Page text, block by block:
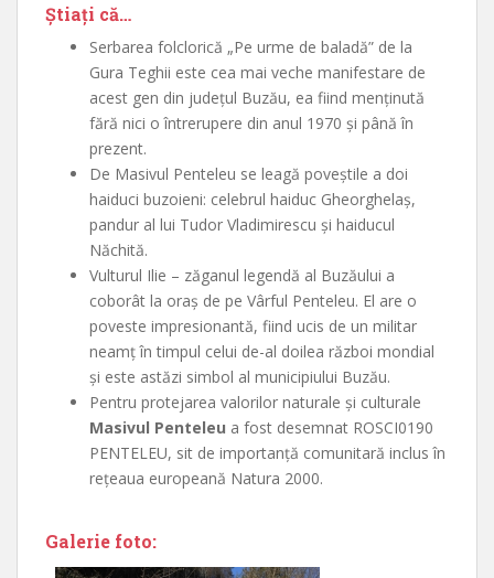
Ştiaţi că…
Serbarea folclorică „Pe urme de baladă” de la
Gura Teghii este cea mai veche manifestare de
acest gen din judeţul Buzău, ea fiind menţinută
fără nici o întrerupere din anul 1970 şi până în
prezent.
De Masivul Penteleu se leagă poveştile a doi
haiduci buzoieni: celebrul haiduc Gheorghelaş,
pandur al lui Tudor Vladimirescu şi haiducul
Năchită.
Vulturul Ilie – zăganul legendă al Buzăului a
coborât la oraş de pe Vârful Penteleu. El are o
poveste impresionantă, fiind ucis de un militar
neamţ în timpul celui de-al doilea război mondial
şi este astăzi simbol al municipiului Buzău.
Pentru protejarea valorilor naturale şi culturale
Masivul Penteleu a fost desemnat ROSCI0190
PENTELEU, sit de importanţă comunitară inclus în
reţeaua europeană Natura 2000.
Galerie foto: